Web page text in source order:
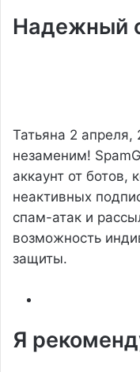
Надежный
Татьяна 2 апреля,
незаменим!
аккаунт от ботов,
неактивных
спам-атак и
возможность
защиты.
Я